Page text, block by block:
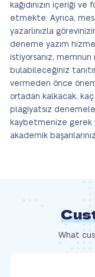
kağıdınızın içeriği
etmekte. Ayrıca,
yazarlınızla
deneme yazım
istiyorsanız,
bulabileceğiniz
vermeden önce
ortadan kalkacak,
plagiyatsız
kaybetmenize gerek
akademik
What